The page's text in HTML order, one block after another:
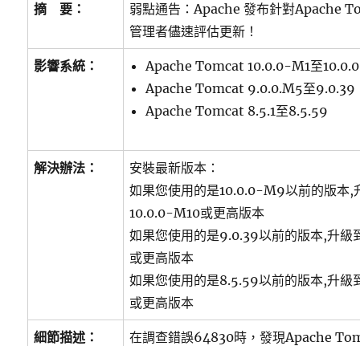
摘 要：
弱點通告：Apache 發布針對Apache
管理者儘速評估更新！
影響系統：
Apache Tomcat 10.0.0-M1至
Apache Tomcat 9.0.0.M5至9.0.39
Apache Tomcat 8.5.1至8.5.59
解決辦法：
安裝最新版本：
如果您使用的是10.0.0-M9以前的版本
10.0.0-M10或更高版本
如果您使用的是9.0.39以前的版本,升
或更高版本
如果您使用的是8.5.59以前的版本,升
或更高版本
細節描述：
在調查錯誤64830時，發現Apache